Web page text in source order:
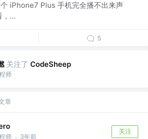
iPhone7 Plus 手机完全播不出来声
，...
5
关注了 CodeSheep
师
章
师 · 3年前
关注